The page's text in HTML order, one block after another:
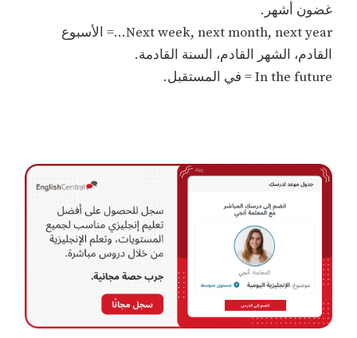
غضون أشهر.
Next week, next month, next year…= الأسبوع
القادم، الشهر القادم، السنة القادمة.
In the future = في المستقبل.